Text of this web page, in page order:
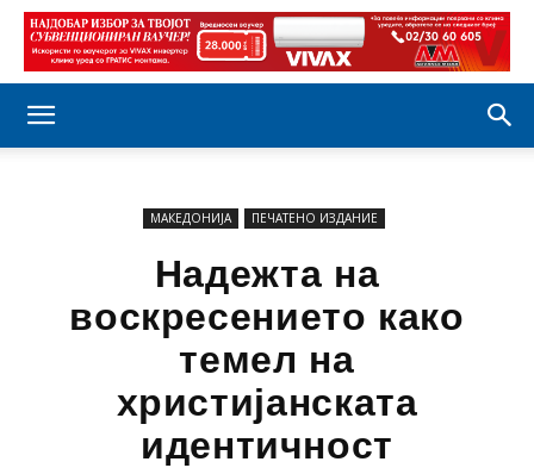
МАКЕДОНИЈА ПЕЧАТЕНО ИЗДАНИЕ
Надежта на
воскресението како
темел на
христијанската
идентичност